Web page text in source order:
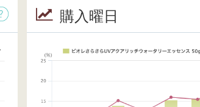
購入曜日